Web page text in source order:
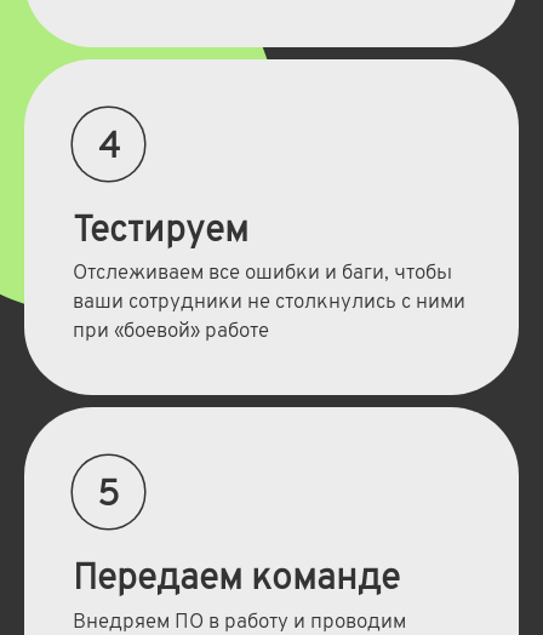
4
Тестируем
Отслеживаем все ошибки и баги, чтобы
ваши сотрудники не столкнулись с ними
при «боевой» работе
5
Передаем команде
Внедряем ПО в работу и проводим